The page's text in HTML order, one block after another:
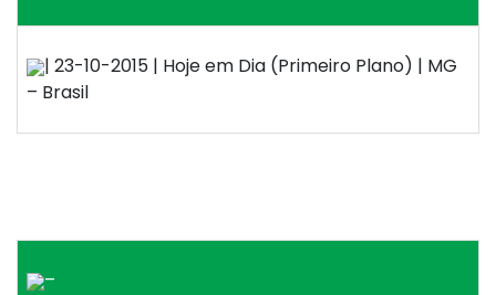
| 23-10-2015 | Hoje em Dia (Primeiro Plano) | MG
– Brasil
–